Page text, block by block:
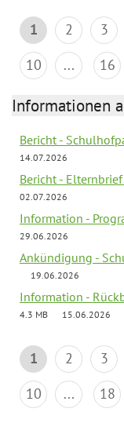
1 2 3
10
... 16
Informationen
Bericht -
14.07.2026
Bericht -
02.07.2026
Information -
29.06.2026
Ankündigung -
19.06.2026
Information -
4.3 MB
15.06.2026
1 2 3
10
... 18